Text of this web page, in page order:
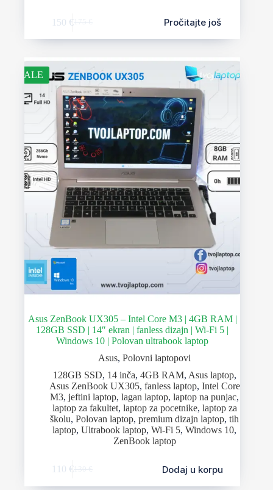
150 € Pročitajte još
SALE
Asus ZenBook UX305 – Intel Core M3 | 4GB RAM |
128GB SSD | 14″ ekran | fanless dizajn | Wi-Fi 5 |
Windows 10 | Polovan ultrabook laptop
Asus,Polovni laptopovi
128GB SSD, 14 inča, 4GB RAM, Asus laptop,
Asus ZenBook UX305, fanless laptop, Intel Core
M3,jeftini laptop,lagan laptop,laptop na punjac,
laptop za fakultet, laptop za pocetnike, laptop za
školu,Polovan laptop,premium dizajn laptop,tih
laptop,Ultrabook laptop,Wi-Fi 5,Windows 10,
ZenBook laptop
110 € Dodaj u korpu